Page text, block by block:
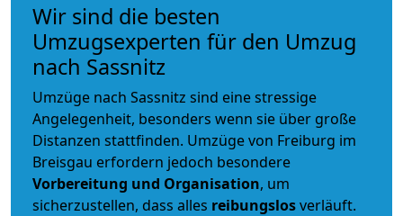
Wir sind die besten
Umzugsexperten für den Umzug
nach Sassnitz
Umzüge nach Sassnitz sind eine stressige
Angelegenheit, besonders wenn sie über große
Distanzen stattfinden. Umzüge von Freiburg im
Breisgau erfordern jedoch besondere
Vorbereitung und Organisation, um
sicherzustellen, dass alles reibungslosverläuft.